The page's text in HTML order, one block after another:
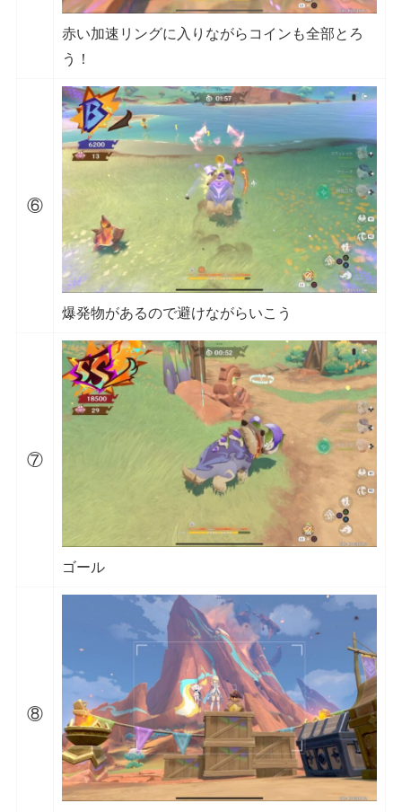
赤い加速リングに入りながらコインも全部とろ
う！
⑥
爆発物があるので避けながらいこう
⑦
ゴール
⑧